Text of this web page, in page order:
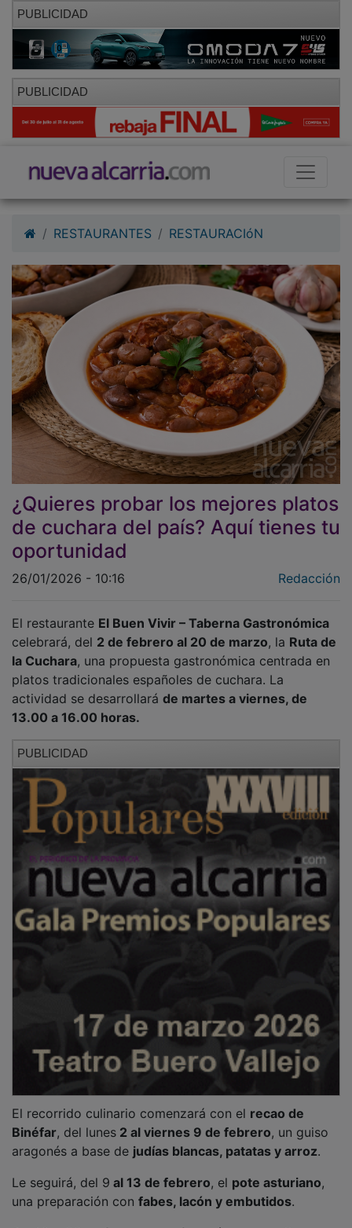
PUBLICIDAD
PUBLICIDAD
¿Quieres probar los mejores platos
de cuchara del país? Aquí tienes tu
oportunidad
26/01/2026 - 10:16
celebrará, del 2 de febrero al 20 de marzo, laRuta de
la Cuchara, una propuesta gastronómica centrada en
platos tradicionales españoles de cuchara. La
actividad se desarrollaráde martes a viernes, de
13.00 a 16.00 horas.
Binéfar , del lunes2 al viernes 9 de febrero, un guiso
aragonés a base dejudías blancas, patatas y arroz.
una preparación confabes, lacón y embutidos.